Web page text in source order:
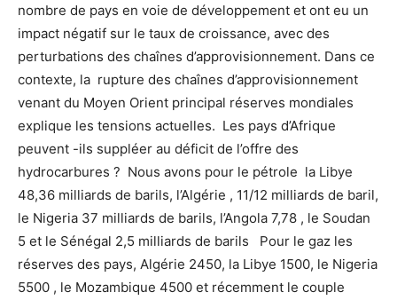
nombre de pays en voie de développement et ont eu un
impact négatif sur le taux de croissance, avec des
perturbations des chaînes d’approvisionnement. Dans ce
contexte, la rupture des chaînes d’approvisionnement
venant du Moyen Orient principal réserves mondiales
explique les tensions actuelles. Les pays d’Afrique
peuvent -ils suppléer au déficit de l’offre des
hydrocarbures ? Nous avons pour le pétrole la Libye
48,36 milliards de barils, l’Algérie , 11/12 milliards de baril,
le Nigeria 37 milliards de barils, l’Angola 7,78 , le Soudan
5 et le Sénégal 2,5 milliards de barils Pour le gaz les
réserves des pays, Algérie 2450, la Libye 1500, le Nigeria
5500 , le Mozambique 4500 et récemment le couple